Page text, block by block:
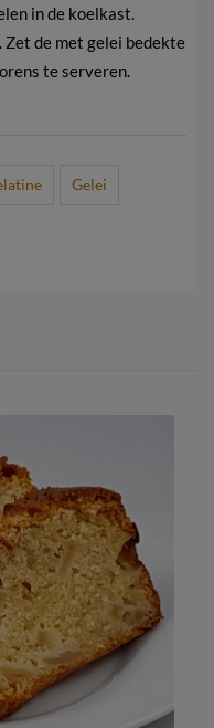
in de koelkast.
de met gelei bedekte
te serveren.
Gelei